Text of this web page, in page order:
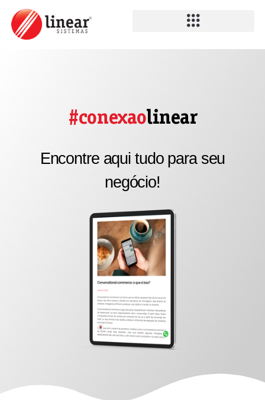
#conexaolinear
Encontre aqui tudo para seu
negócio!